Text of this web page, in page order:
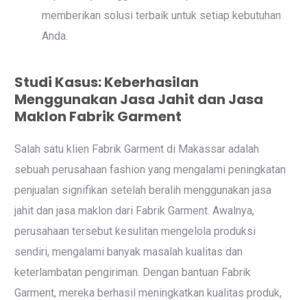
memberikan solusi terbaik untuk setiap kebutuhan
Anda.
Studi Kasus: Keberhasilan
Menggunakan Jasa Jahit dan Jasa
Maklon Fabrik Garment
Salah satu klien Fabrik Garment di Makassar adalah
sebuah perusahaan fashion yang mengalami peningkatan
penjualan signifikan setelah beralih menggunakan jasa
jahit dan jasa maklon dari Fabrik Garment. Awalnya,
perusahaan tersebut kesulitan mengelola produksi
sendiri, mengalami banyak masalah kualitas dan
keterlambatan pengiriman. Dengan bantuan Fabrik
Garment, mereka berhasil meningkatkan kualitas produk,